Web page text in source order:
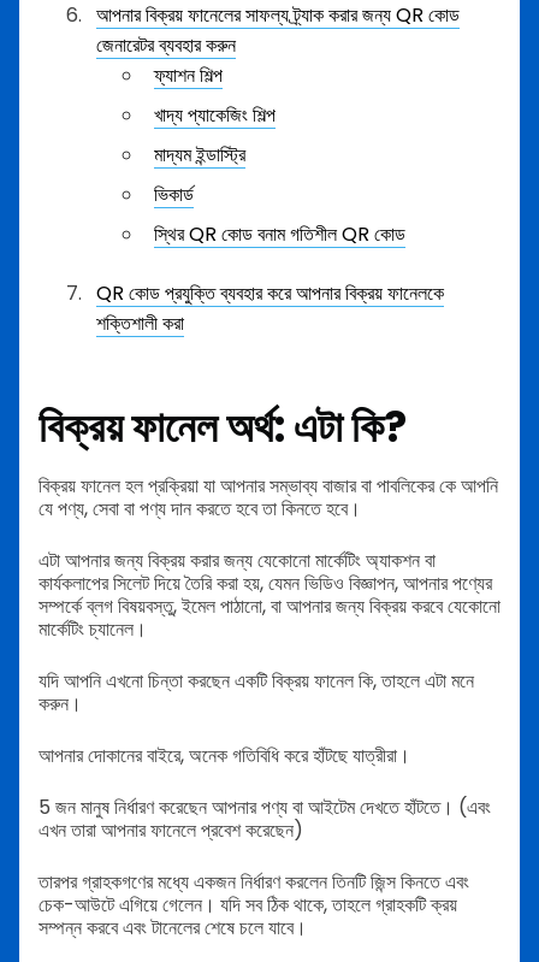
আপনার বিক্রয় ফানেলের সাফল্য ট্র্যাক করার জন্য QR কোড
জেনারেটর ব্যবহার করুন
ফ্যাশন শিল্প
খাদ্য প্যাকেজিং শিল্প
মাদ্যম ইন্ডাস্ট্রি
ভিকার্ড
স্থির QR কোড বনাম গতিশীল QR কোড
QR কোড প্রযুক্তি ব্যবহার করে আপনার বিক্রয় ফানেলকে
শক্তিশালী করা
বিক্রয় ফানেল অর্থ: এটা কি?
বিক্রয় ফানেল হল প্রক্রিয়া যা আপনার সম্ভাব্য বাজার বা পাবলিকের কে আপনি
যে পণ্য, সেবা বা পণ্য দান করতে হবে তা কিনতে হবে।
এটা আপনার জন্য বিক্রয় করার জন্য যেকোনো মার্কেটিং অ্যাকশন বা
কার্যকলাপের সিলেট দিয়ে তৈরি করা হয়, যেমন ভিডিও বিজ্ঞাপন, আপনার পণ্যের
সম্পর্কে ব্লগ বিষয়বস্তু, ইমেল পাঠানো, বা আপনার জন্য বিক্রয় করবে যেকোনো
মার্কেটিং চ্যানেল।
যদি আপনি এখনো চিন্তা করছেন একটি বিক্রয় ফানেল কি, তাহলে এটা মনে
করুন।
আপনার দোকানের বাইরে, অনেক গতিবিধি করে হাঁটছে যাত্রীরা।
5 জন মানুষ নির্ধারণ করেছেন আপনার পণ্য বা আইটেম দেখতে হাঁটতে। (এবং
এখন তারা আপনার ফানেলে প্রবেশ করেছেন)
তারপর গ্রাহকগণের মধ্যে একজন নির্ধারণ করলেন তিনটি জিন্স কিনতে এবং
চেক-আউটে এগিয়ে গেলেন। যদি সব ঠিক থাকে, তাহলে গ্রাহকটি ক্রয়
সম্পন্ন করবে এবং টানেলের শেষে চলে যাবে।